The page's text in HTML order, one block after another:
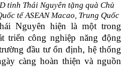
tỉnh Thái Nguyên tặng quà Chủ
tế ASEAN Macao, Trung Quốc
Nguyên hiện là một trong
triển công nghiệp năng động
đầu tư ổn định, hệ thống
càng hoàn thiện và nguồn